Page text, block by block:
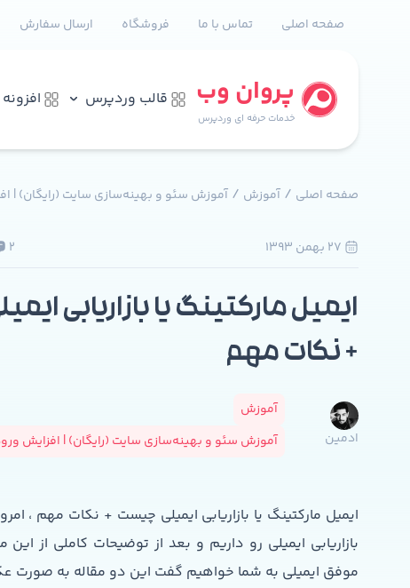
صفحه اصلی تماس با ما فروشگاه ارسال سفارش
پروان وب
خدمات حرفه ای وردپرس
قالب وردپرس
صفحه اصلی / آموزش / آموزش سئو و بهینه‌سازی سایت (رایگان) |
2
ایمیل مارکتینگ یا بازاریابی
+ نکات مهم
ادمین
آموزش
آموزش سئو و بهینه‌سازی سایت (رایگان) | افزایش
ایمیل مارکتینگ یا بازاریابی ایمیلی چیست + نکات مهم ،
بازاریابی ایمیلی رو داریم و بعد از توضیحات کاملی از
موفق ایمیلی به شما خواهیم گفت این دو مقاله به